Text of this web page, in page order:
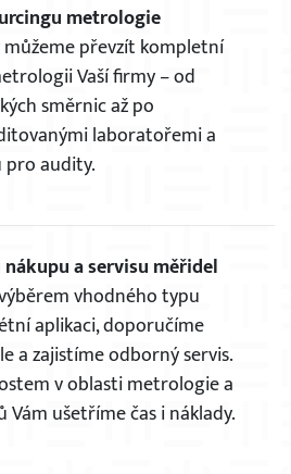
metrologie
převzít kompletní
Vaší firmy – od
směrnic až po
laboratořemi a
audity.
a servisu měřidel
vhodného typu
aplikaci, doporučíme
a zajistíme odborný servis.
v oblasti metrologie a
ušetříme čas i náklady.